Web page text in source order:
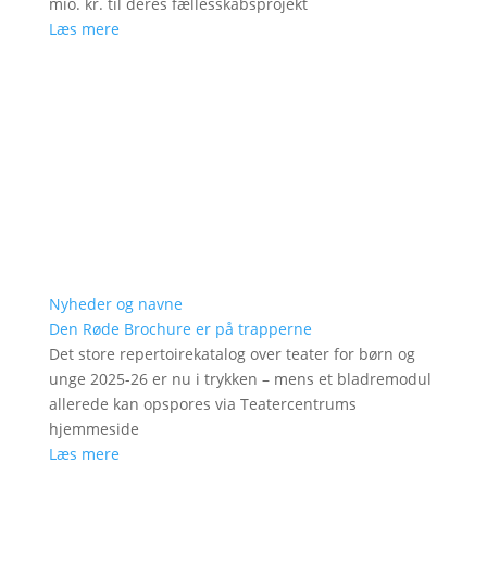
Læs mere
Nyheder og navne
Den Røde Brochure er på trapperne
Det store repertoirekatalog over teater for børn og
unge 2025-26 er nu i trykken – mens et bladremodul
allerede kan opspores via Teatercentrums
hjemmeside
Læs mere